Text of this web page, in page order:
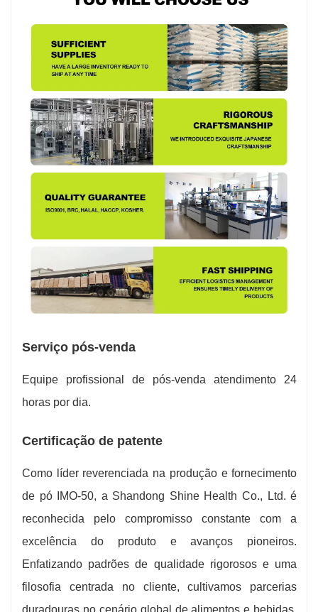
Serviço pós-venda
Equipe profissional de pós-venda atendimento 24
horas por dia.
Certificação de patente
Como líder reverenciada na produção e fornecimento
de pó IMO-50, a Shandong Shine Health Co., Ltd. é
reconhecida pelo compromisso constante com a
excelência do produto e avanços pioneiros.
Enfatizando padrões de qualidade rigorosos e uma
filosofia centrada no cliente, cultivamos parcerias